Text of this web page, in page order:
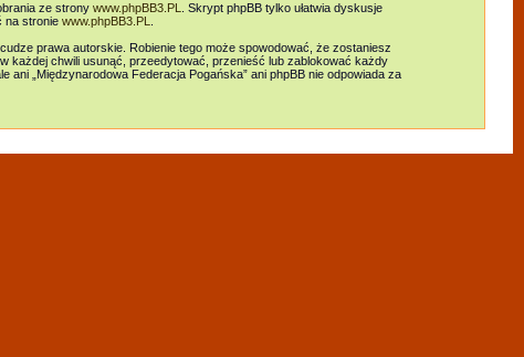
ze strony www.phpBB3.PL
. Skrypt phpBB tylko ułatwia dyskusje
na stronie www.phpBB3.PL
prawa autorskie. Robienie tego może spowodować, że zostaniesz
każdej chwili usunąć, przeedytować, przenieść lub zablokować każdy
„Międzynarodowa Federacja Pogańska” ani phpBB nie odpowiada za